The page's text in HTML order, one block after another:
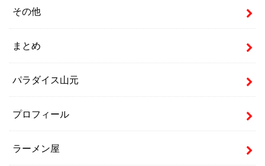
その他
まとめ
パラダイス山元
プロフィール
ラーメン屋